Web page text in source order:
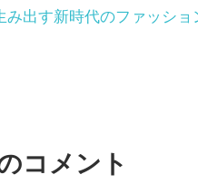
み出す新時代のファッショ
コメント